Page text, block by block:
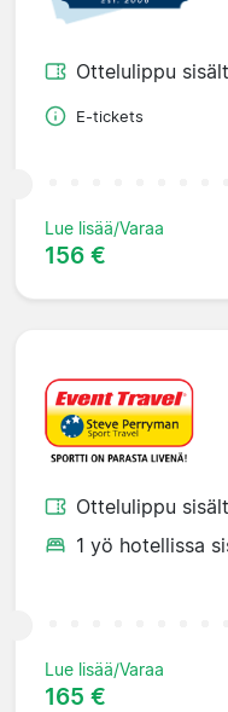
Ottelulippu
E-tickets
Lue lisää/Varaa
156 €
Ottelulippu
1 yö hotellissa
Lue lisää/Varaa
165 €